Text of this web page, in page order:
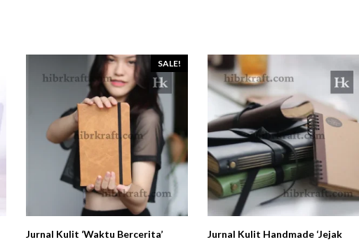
SALE!
Jurnal Kulit ‘Waktu Bercerita’
Jurnal Kulit Handmade ‘Jejak